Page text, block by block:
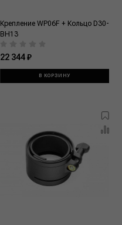
Крепление WP06F + Кольцо D30-
BH13
22 344 ₽
В КОРЗИНУ